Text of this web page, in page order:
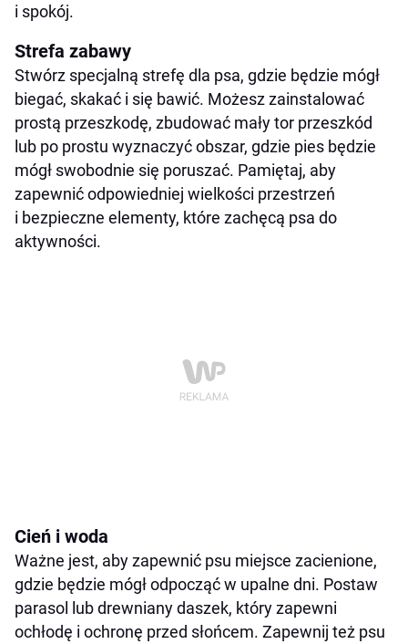
i spokój.
Strefa zabawy
Stwórz specjalną strefę dla psa, gdzie będzie mógł
biegać, skakać i się bawić. Możesz zainstalować
prostą przeszkodę, zbudować mały tor przeszkód
lub po prostu wyznaczyć obszar, gdzie pies będzie
mógł swobodnie się poruszać. Pamiętaj, aby
zapewnić odpowiedniej wielkości przestrzeń
i bezpieczne elementy, które zachęcą psa do
aktywności.
Cień i woda
Ważne jest, aby zapewnić psu miejsce zacienione,
gdzie będzie mógł odpocząć w upalne dni. Postaw
parasol lub drewniany daszek, który zapewni
ochłodę i ochronę przed słońcem. Zapewnij też psu